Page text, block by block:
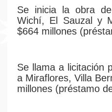
Se inicia la obra
Wichí, El Sauzal y
$664 millones
Se llama a licitación
a Miraflores, Villa
millones (préstamo